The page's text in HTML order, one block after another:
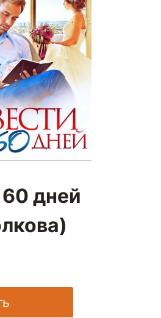
дней